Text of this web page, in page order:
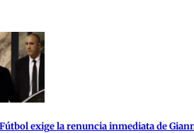
exige la renuncia inmediata de